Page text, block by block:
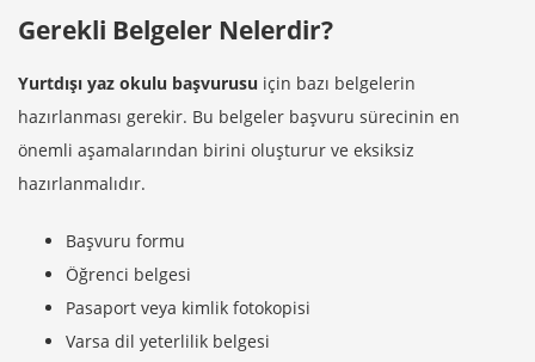
Gerekli Belgeler Nelerdir?
Yurtdışı yaz okulu başvurusu için bazı belgelerin
hazırlanması gerekir. Bu belgeler başvuru sürecinin en
önemli aşamalarından birini oluşturur ve eksiksiz
hazırlanmalıdır.
Başvuru formu
Öğrenci belgesi
Pasaport veya kimlik fotokopisi
Varsa dil yeterlilik belgesi